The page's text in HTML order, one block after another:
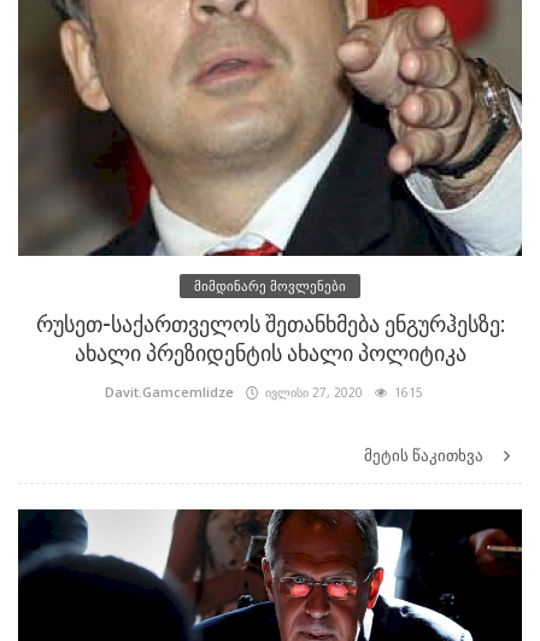
მიმდინარე მოვლენები
რუსეთ-საქართველოს შეთანხმება ენგურჰესზე:
ახალი პრეზიდენტის ახალი პოლიტიკა
Davit.Gamcemlidze ივლისი 27, 2020 1615
მეტის წაკითხვა